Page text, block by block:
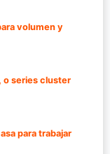
volumen y
o series cluster
para trabajar